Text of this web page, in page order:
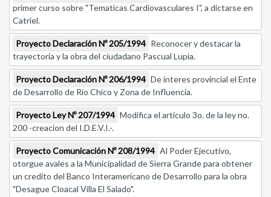
primer curso sobre "Tematicas Cardiovasculares I", a dictarse en
Catriel.
Proyecto Declaración Nº 205/1994 Reconocer y destacar la
trayectoria y la obra del ciudadano Pascual Lupia.
Proyecto Declaración Nº 206/1994 De interes provincial el Ente
de Desarrollo de Rio Chico y Zona de Influencia.
Proyecto Ley Nº 207/1994 Modifica el articulo 3o. de la ley no.
200 -creacion del I.D.E.V.I.-.
Proyecto Comunicación Nº 208/1994 Al Poder Ejecutivo,
otorgue avales a la Municipalidad de Sierra Grande para obtener
un credito del Banco Interamericano de Desarrollo para la obra
"Desague Cloacal Villa El Salado".